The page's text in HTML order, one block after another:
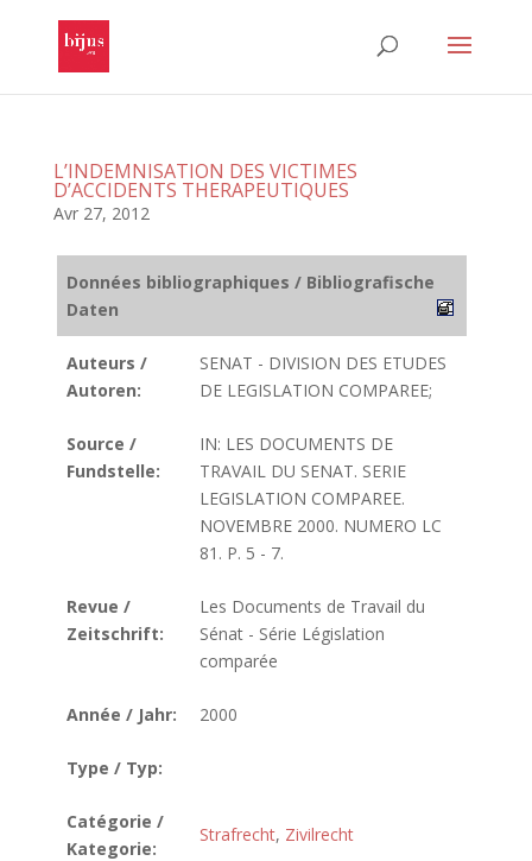
L’INDEMNISATION DES VICTIMES
D’ACCIDENTS THERAPEUTIQUES
Avr 27, 2012
Données bibliographiques / Bibliografische
Daten
Auteurs /
Autoren:
SENAT - DIVISION DES ETUDES
DE LEGISLATION COMPAREE;
Source /
Fundstelle:
IN: LES DOCUMENTS DE
TRAVAIL DU SENAT. SERIE
LEGISLATION COMPAREE.
NOVEMBRE 2000. NUMERO LC
81. P. 5 - 7.
Revue /
Zeitschrift:
Les Documents de Travail du
Sénat - Série Législation
comparée
Année / Jahr: 2000
Type / Typ:
Catégorie /
Kategorie:
Strafrecht, Zivilrecht